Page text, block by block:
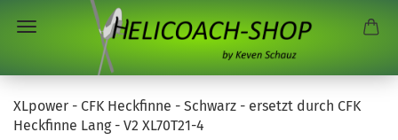
XLpower - CFK Heckfinne - Schwarz - ersetzt durch CFK
Heckfinne Lang - V2 XL70T21-4